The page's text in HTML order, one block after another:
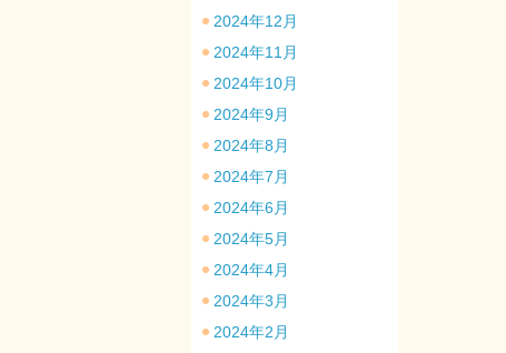
2024年12月
2024年11月
2024年10月
2024年9月
2024年8月
2024年7月
2024年6月
2024年5月
2024年4月
2024年3月
2024年2月